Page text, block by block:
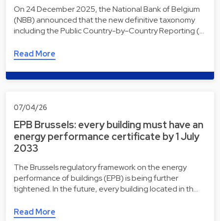
On 24 December 2025, the National Bank of Belgium
(NBB) announced that the new definitive taxonomy
including the Public Country-by-Country Reporting (…
Read More
07/04/26
EPB Brussels: every building must have an
energy performance certificate by 1 July
2033
The Brussels regulatory framework on the energy
performance of buildings (EPB) is being further
tightened. In the future, every building located in th…
Read More